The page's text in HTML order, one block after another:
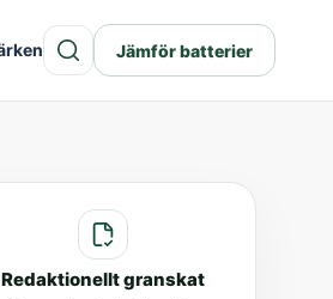
Jämför batterier
Redaktionellt granskat